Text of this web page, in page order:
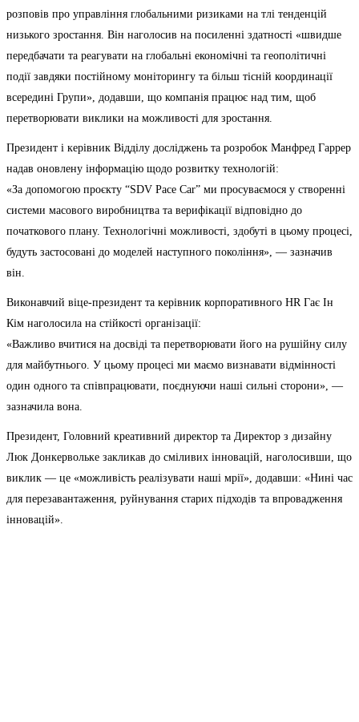
розповів про управління глобальними ризиками на тлі тенденцій
низького зростання. Він наголосив на посиленні здатності «швидше
передбачати та реагувати на глобальні економічні та геополітичні
події завдяки постійному моніторингу та більш тісній координації
всередині Групи», додавши, що компанія працює над тим, щоб
перетворювати виклики на можливості для зростання.
Президент і керівник Відділу досліджень та розробок Манфред Гаррер
надав оновлену інформацію щодо розвитку технологій:
«За допомогою проєкту “SDV Pace Car” ми просуваємося у створенні
системи масового виробництва та верифікації відповідно до
початкового плану. Технологічні можливості, здобуті в цьому процесі,
будуть застосовані до моделей наступного покоління», — зазначив
він.
Виконавчий віце-президент та керівник корпоративного HR Гає Ін
Кім наголосила на стійкості організації:
«Важливо вчитися на досвіді та перетворювати його на рушійну силу
для майбутнього. У цьому процесі ми маємо визнавати відмінності
один одного та співпрацювати, поєднуючи наші сильні сторони», —
зазначила вона.
Президент, Головний креативний директор та Директор з дизайну
Люк Донкервольке закликав до сміливих інновацій, наголосивши, що
виклик — це «можливість реалізувати наші мрії», додавши: «Нині час
для перезавантаження, руйнування старих підходів та впровадження
інновацій».